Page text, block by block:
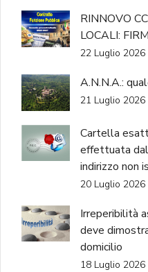
RINNOVO
LOCALI:
22 Luglio 2026
A.N.N.A.:
21 Luglio 2026
Cartella
effettuata
indirizzo non
20 Luglio 2026
Irreperibilità
deve
domicilio
18 Luglio 2026